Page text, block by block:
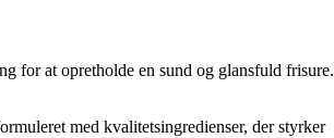
for at opretholde en sund og glansfuld frisure.
med kvalitetsingredienser, der styrker